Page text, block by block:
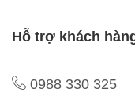
Hỗ trợ khách
0988 330 325